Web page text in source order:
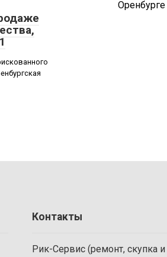
Оренбурге
Контакты
Рик-Сервис (ремонт, скупка и